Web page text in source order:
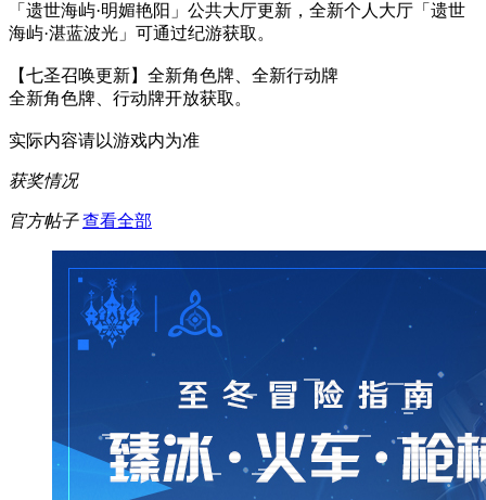
「遗世海屿·明媚艳阳」公共大厅更新，全新个人大厅「遗世
海屿·湛蓝波光」可通过纪游获取。
【七圣召唤更新】全新角色牌、全新行动牌
全新角色牌、行动牌开放获取。
实际内容请以游戏内为准
获奖情况
官方帖子 查看全部